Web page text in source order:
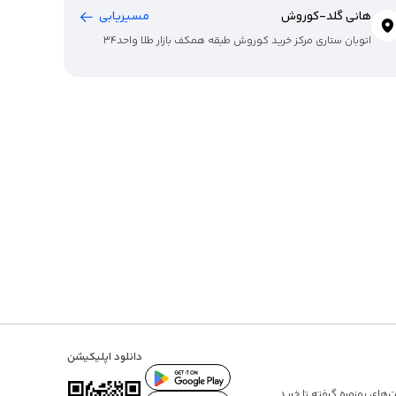
هانی گلد-کوروش مسیریابی
اتوبان ستاری مرکز خرید کوروش طبقه همکف بازار طلا واحد34
دانلود اپلیکیشن